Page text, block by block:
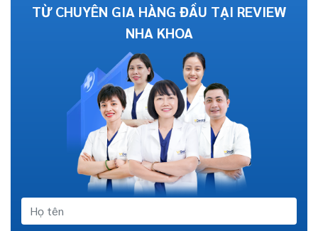
TỪ CHUYÊN GIA HÀNG ĐẦU TẠI REVIEW
NHA KHOA